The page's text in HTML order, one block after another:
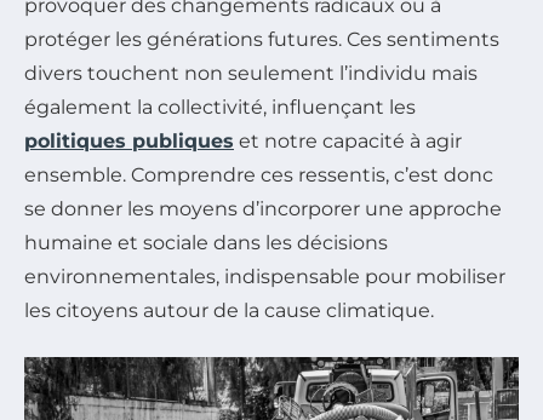
provoquer des changements radicaux ou à
protéger les générations futures. Ces sentiments
divers touchent non seulement l’individu mais
également la collectivité, influençant les
politiques publiques et notre capacité à agir
ensemble. Comprendre ces ressentis, c’est donc
se donner les moyens d’incorporer une approche
humaine et sociale dans les décisions
environnementales, indispensable pour mobiliser
les citoyens autour de la cause climatique.